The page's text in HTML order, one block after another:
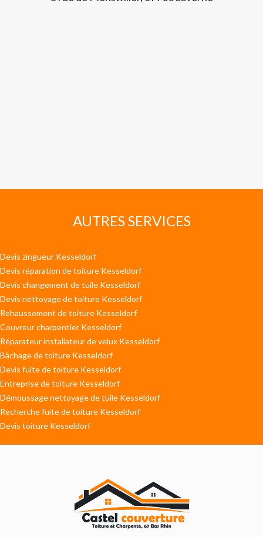
AUTRES SERVICES
Devis zingueur Kesseldorf
Devis réparation de toiture Kesseldorf
Devis changement de tuile Kesseldorf
Devis nettoyage de toiture Kesseldorf
Rehaussement de toiture Kesseldorf
Couvreur charpentier Kesseldorf
Réparateur installateur de velux Kesseldorf
Bâchage de toiture Kesseldorf
Devis fuite de toiture Kesseldorf
Entreprise de toiture Kesseldorf
Démoussage nettoyage de tuile Kesseldorf
Recherche fuite de toiture Kesseldorf
Devis toiture Kesseldorf